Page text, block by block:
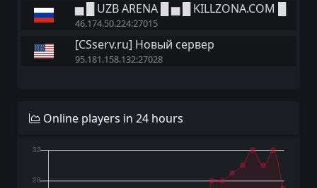
▅ █ UZB ARENA █ ▅ █ KILLZONA.COM █
46.174.50.224:27015
[CSserv.ru] Новый сервер
95.181.158.132:27028
Online players in 24 hours